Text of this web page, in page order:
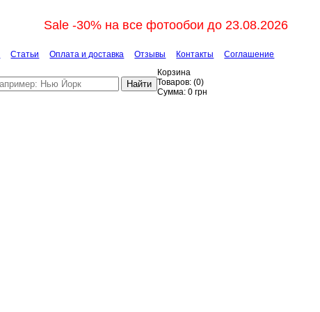
Sale -30% на все фотообои до 23.08.2026
Статьи Оплата и доставка Отзывы Контакты Соглашение
Найти
Корзина
Товаров: (0)
Сумма: 0 грн